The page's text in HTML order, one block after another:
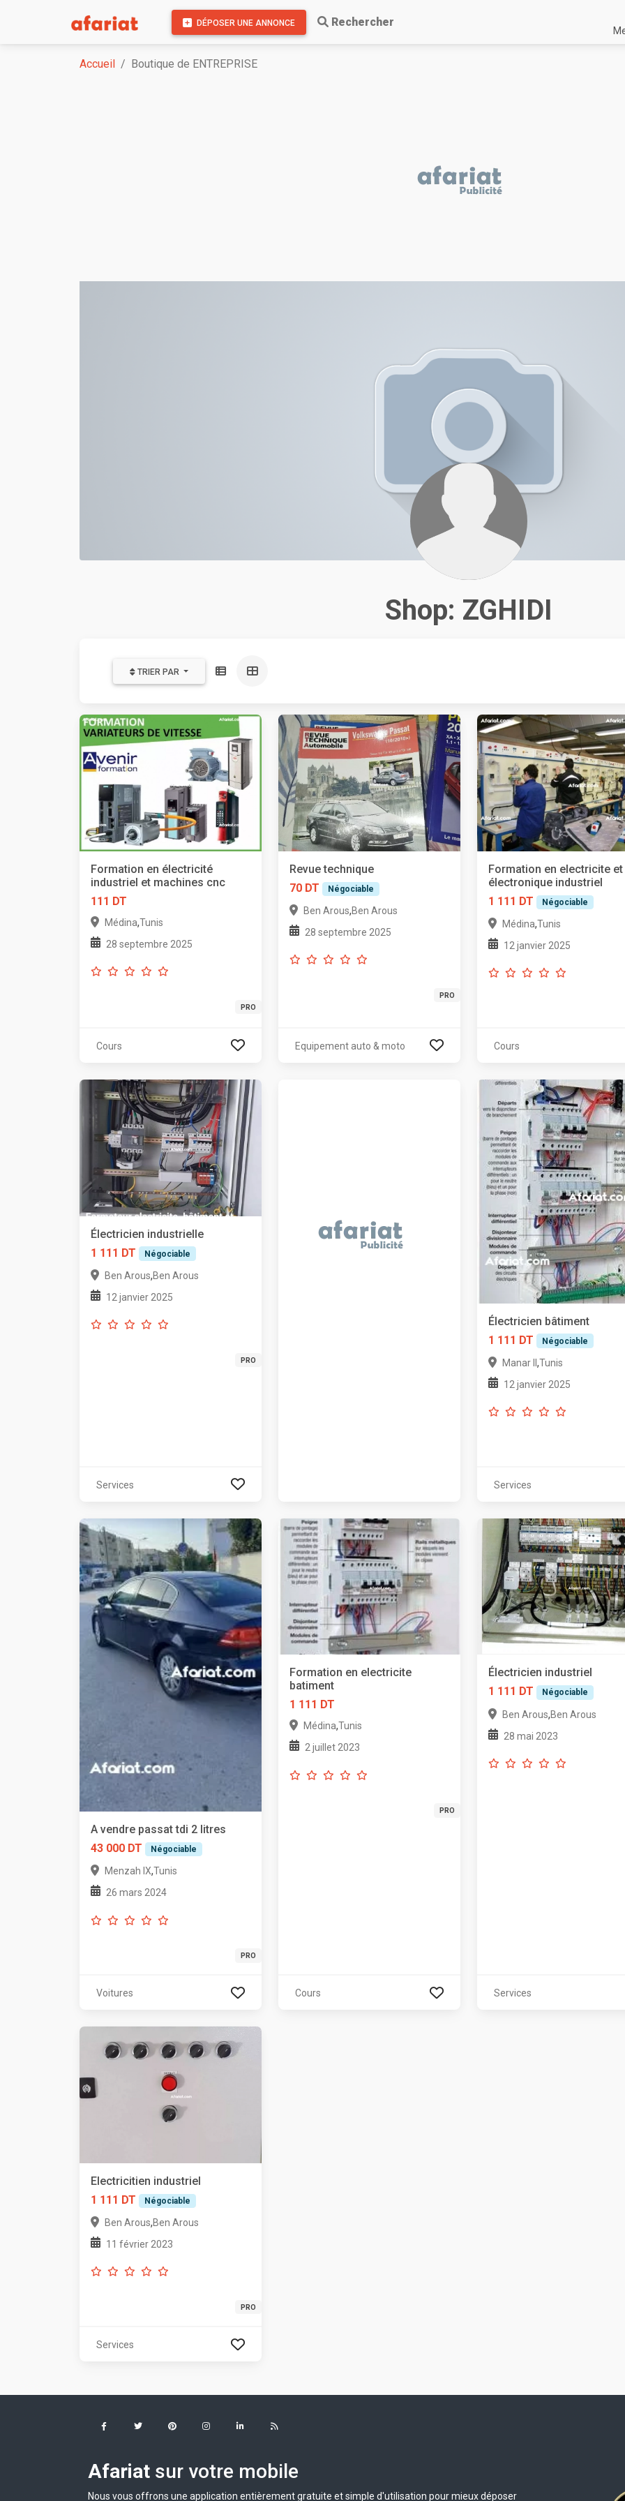
DÉPOSER UNE ANNONCE Rechercher
Accueil Boutique de ENTREPRISE
Shop: ZGHIDI
TRIER PAR
Formation en électricité
industriel et machines cnc
111 DT
Médina,Tunis
28 septembre 2025
PRO
Cours
Revue technique
70 DT
Négociable
Ben Arous,Ben Arous
28 septembre 2025
PRO
Equipement auto & moto
Formation en electricite et
électronique industriel
1 111 DT
Négociable
Médina,Tunis
12 janvier 2025
Cours
Électricien industrielle
1 111 DT
Négociable
Ben Arous,Ben Arous
12 janvier 2025
PRO
Services
Électricien bâtiment
1 111 DT
Négociable
Manar II ,Tunis
12 janvier 2025
Services
A vendre passat tdi 2 litres
43 000 DT
Négociable
Menzah IX,Tunis
26 mars 2024
PRO
Voitures
Formation en electricite
batiment
1 111 DT
Médina,Tunis
2 juillet 2023
PRO
Cours
Électricien industriel
1 111 DT
Négociable
Ben Arous,Ben Arous
28 mai 2023
Services
Electricitien industriel
1 111 DT
Négociable
Ben Arous,Ben Arous
11 février 2023
PRO
Services
Afariat sur votre mobile
Nous vous offrons une application entièrement gratuite et simple d'utilisation pour mieux déposer